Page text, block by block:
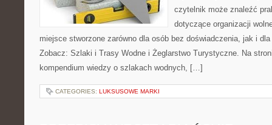
czytelnik może znaleźć
dotyczące organizacji
miejsce stworzone zarówno dla osób bez doświadczenia, jak i
Zobacz: Szlaki i Trasy Wodne i Żeglarstwo Turystyczne. Na
kompendium wiedzy o szlakach wodnych, […]
CATEGORIES: LUKSUSOWE MARKI